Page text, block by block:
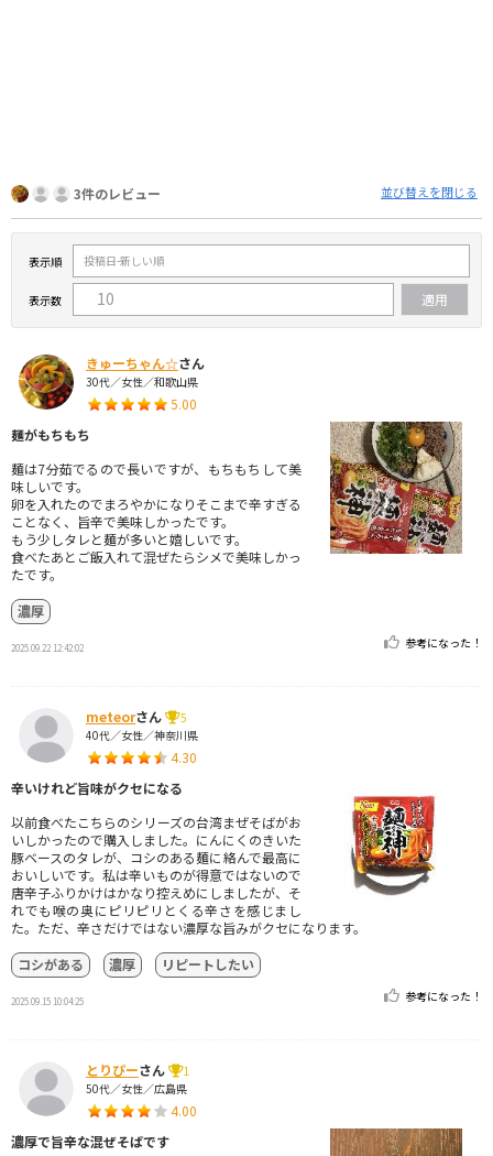
3件のレビュー 並び替えを閉じる
表示順
表示数
きゅーちゃん☆さん
30代／女性／和歌山県
5.00
麺がもちもち
麺は7分茹でるので長いですが、もちもちして美
味しいです。
卵を入れたのでまろやかになりそこまで辛すぎる
ことなく、旨辛で美味しかったです。
もう少しタレと麺が多いと嬉しいです。
食べたあとご飯入れて混ぜたらシメで美味しかっ
たです。
濃厚
2025.09.22 12:42:02 参考になった！
meteorさん
5
40代／女性／神奈川県
4.30
辛いけれど旨味がクセになる
以前食べたこちらのシリーズの台湾まぜそばがお
いしかったので購入しました。にんにくのきいた
豚ベースのタレが、コシのある麺に絡んで最高に
おいしいです。私は辛いものが得意ではないので
唐辛子ふりかけはかなり控えめにしましたが、そ
れでも喉の奥にピリピリとくる辛さを感じまし
た。ただ、辛さだけではない濃厚な旨みがクセになります。
コシがある
濃厚 リピートしたい
2025.09.15 10:04:25 参考になった！
とりぴーさん
1
50代／女性／広島県
4.00
濃厚で旨辛な混ぜそばです